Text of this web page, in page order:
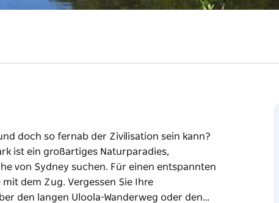
doch so fernab der Zivilisation sein kann?
ist ein großartiges Naturparadies,
von Sydney suchen. Für einen entspannten
dem Zug. Vergessen Sie Ihre
den langen Uloola-Wanderweg oder den…